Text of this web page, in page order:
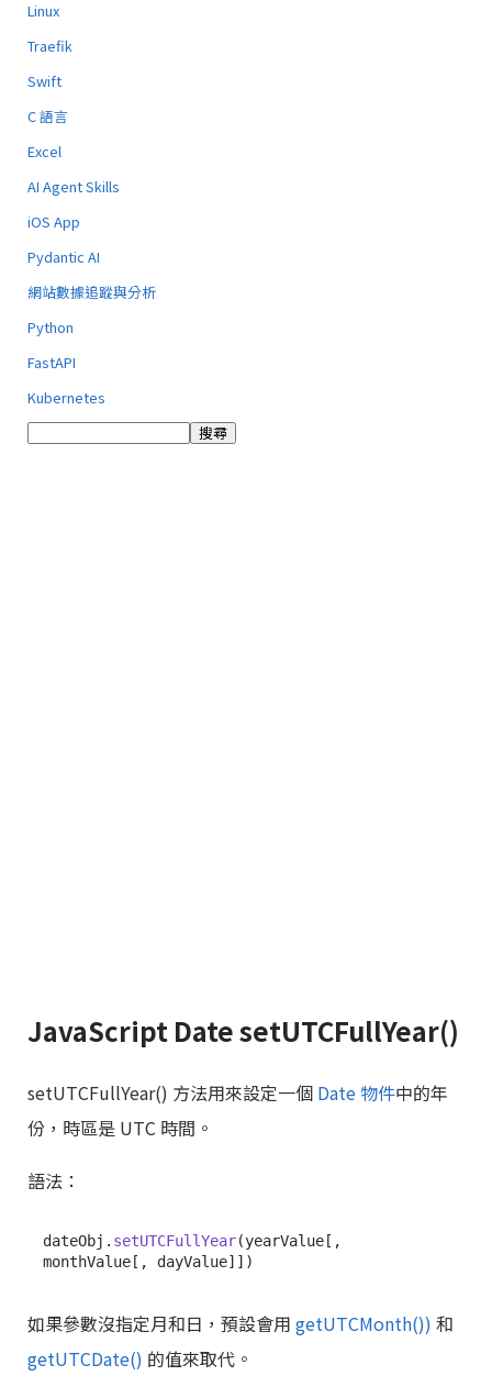
Linux
Traefik
Swift
C 語言
Excel
AI Agent Skills
iOS App
Pydantic AI
網站數據追蹤與分析
Python
FastAPI
Kubernetes
JavaScript Date setUTCFullYear()
setUTCFullYear() 方法用來設定一個 Date 物件中的年
份，時區是 UTC 時間。
語法：
dateObj. setUTCFullYear(yearValue[,
如果參數沒指定月和日，預設會用 getUTCMonth()) 和
getUTCDate() 的值來取代。